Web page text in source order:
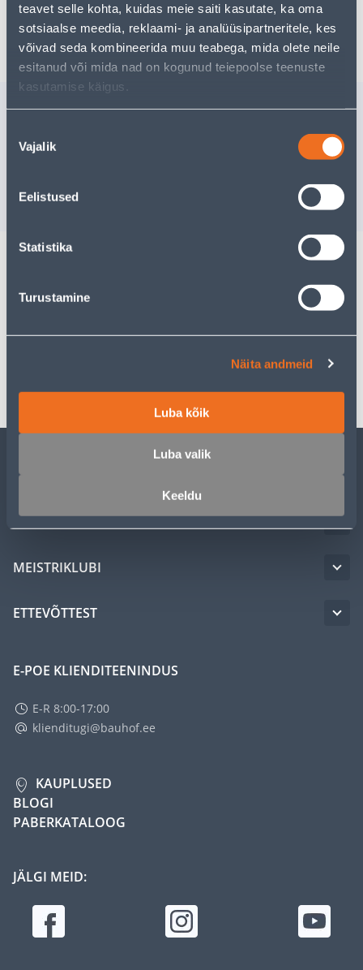
teavet selle kohta, kuidas meie saiti kasutate, ka oma
sotsiaalse meedia, reklaami- ja analüüsipartneritele, kes
võivad seda kombineerida muu teabega, mida olete neile
esitanud või mida nad on kogunud teiepoolse teenuste
kasutamise käigus.
valik
Vajalik
Eelistused
Statistika
Turustamine
Näita andmeid
Luba kõik
Luba valik
Keeldu
Tarne pole võimalik
Sarnased tooted
MLT100N
KLIENDITEENINDUS
TEENUSED
MEISTRIKLUBI
ETTEVÕTTEST
E-POE KLIENDITEENINDUS
E-R 8:00-17:00
klienditugi@bauhof.ee
KAUPLUSED
BLOGI
PABERKATALOOG
JÄLGI MEID: